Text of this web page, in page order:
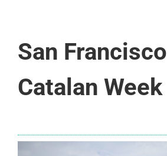
San Francisco
Catalan Week